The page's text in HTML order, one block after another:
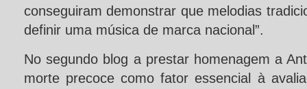
conseguiram demonstrar que melodias
definir uma música de marca nacional”.
No segundo blog a prestar homenagem a
morte precoce como fator essencial à